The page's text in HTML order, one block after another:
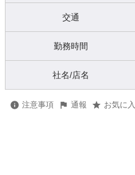
交通
勤務時間
社名/店名
注意事項 通報 お気に